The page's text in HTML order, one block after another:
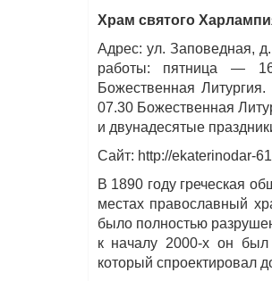
Храм святого
Адрес: ул. Заповедная,
работы: пятница —
Божественная
07.30 Божественная
и двунадесятые
Сайт: http://ekaterinodar-
В 1890 году греческая
местах православный
было полностью
к началу 2000-х он был
который спроектировал